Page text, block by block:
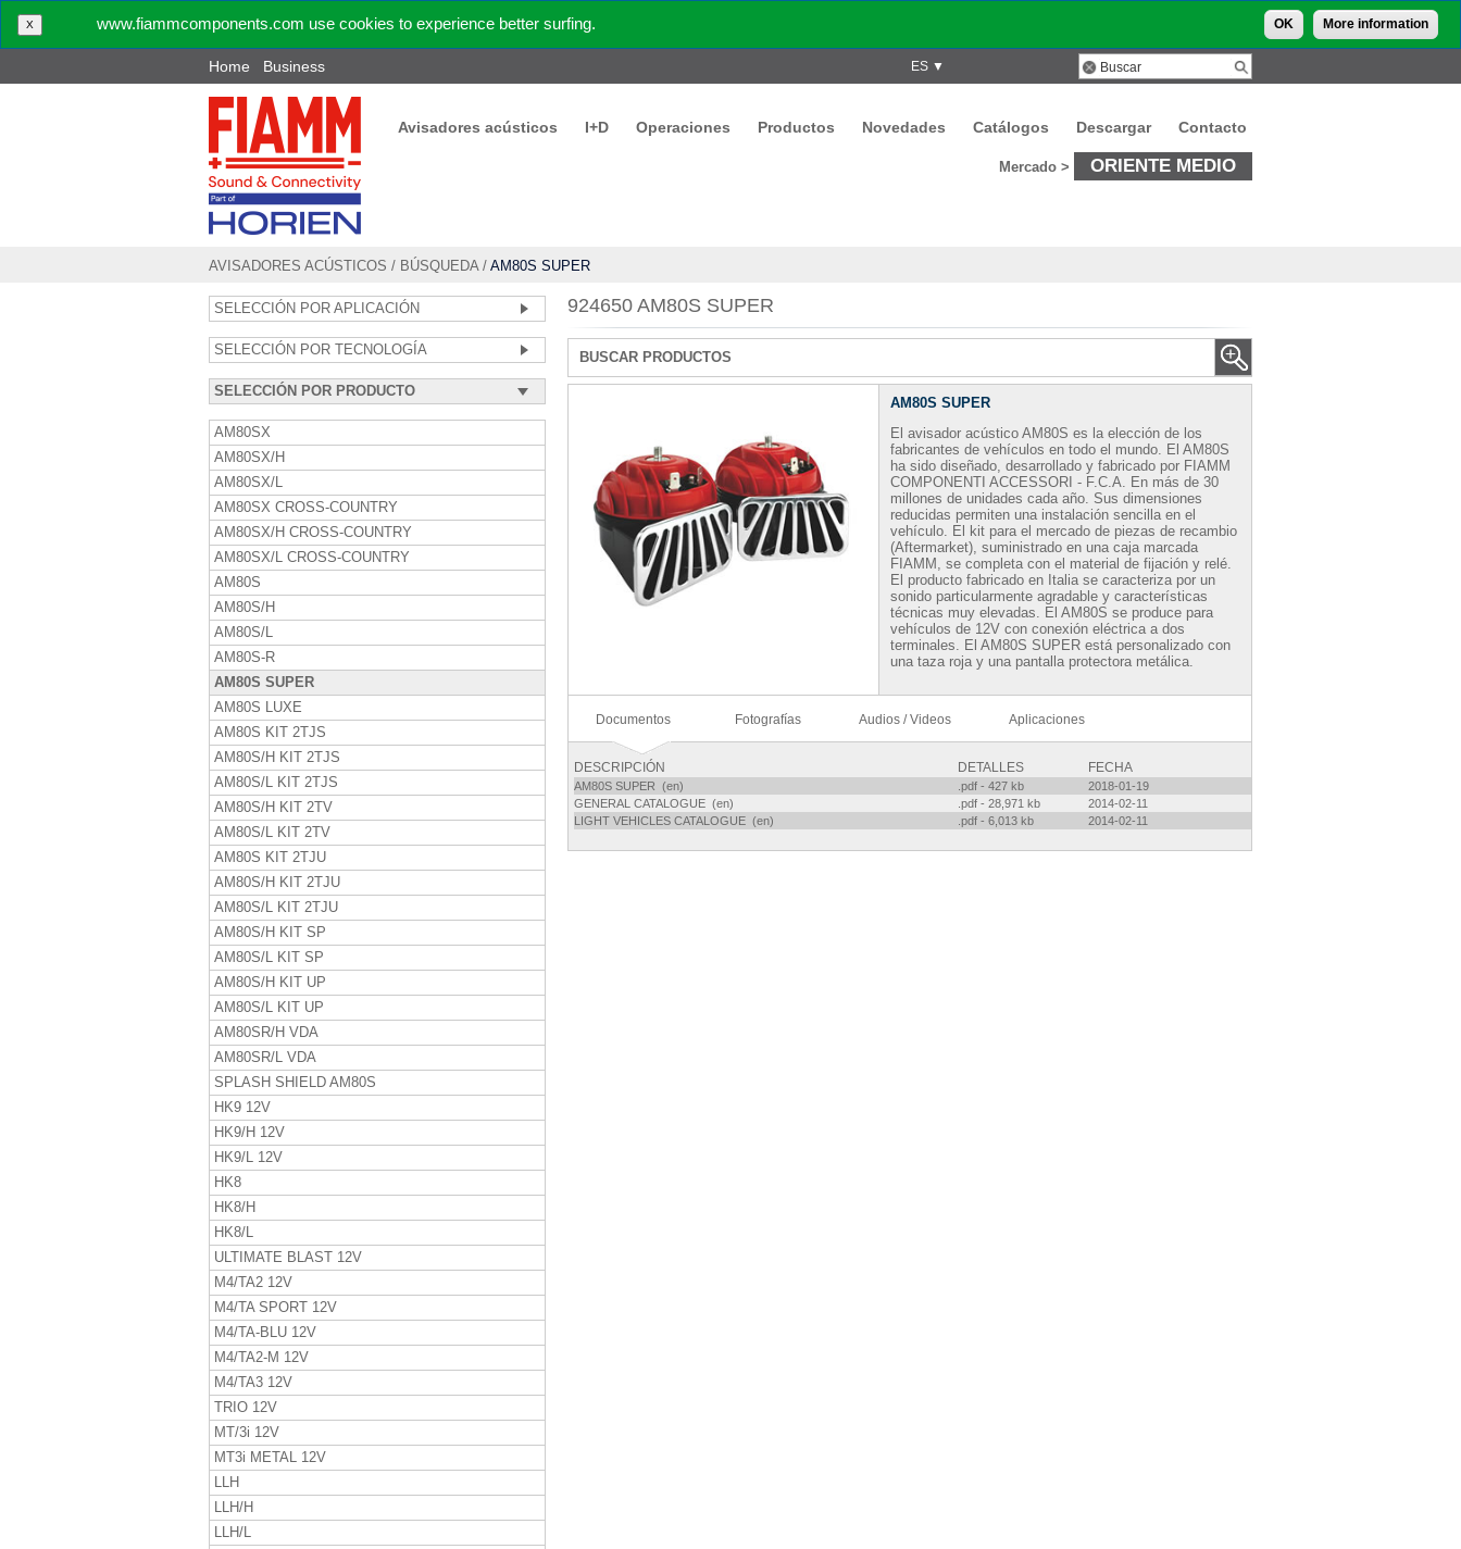
X www.fiammcomponents.com use cookies to experience better surfing. OK More information
ES ▼
Home Business
Avisadores acústicos I+D Operaciones Productos Novedades Catálogos Descargar Contacto
Mercado > ORIENTE MEDIO
AVISADORES ACÚSTICOS / BÚSQUEDA/ AM80S SUPER
SELECCIÓN POR APLICACIÓN
SELECCIÓN POR TECNOLOGÍA
SELECCIÓN POR PRODUCTO
AM80SX
AM80SX/H
AM80SX/L
AM80SX CROSS-COUNTRY
AM80SX/H CROSS-COUNTRY
AM80SX/L CROSS-COUNTRY
AM80S
AM80S/H
AM80S/L
AM80S-R
AM80S SUPER
AM80S LUXE
AM80S KIT 2TJS
AM80S/H KIT 2TJS
AM80S/L KIT 2TJS
AM80S/H KIT 2TV
AM80S/L KIT 2TV
AM80S KIT 2TJU
AM80S/H KIT 2TJU
AM80S/L KIT 2TJU
AM80S/H KIT SP
AM80S/L KIT SP
AM80S/H KIT UP
AM80S/L KIT UP
AM80SR/H VDA
AM80SR/L VDA
SPLASH SHIELD AM80S
HK9 12V
HK9/H 12V
HK9/L 12V
HK8
HK8/H
HK8/L
ULTIMATE BLAST 12V
M4/TA2 12V
M4/TA SPORT 12V
M4/TA-BLU 12V
M4/TA2-M 12V
M4/TA3 12V
TRIO 12V
MT/3i 12V
MT3i METAL 12V
LLH
LLH/H
LLH/L
924650 AM80S SUPER
BUSCAR PRODUCTOS
AM80S SUPER
El avisador acústico AM80S es la elección de los
fabricantes de vehículos en todo el mundo. El AM80S
ha sido diseñado, desarrollado y fabricado por FIAMM
COMPONENTI ACCESSORI - F.C.A. En más de 30
millones de unidades cada año. Sus dimensiones
reducidas permiten una instalación sencilla en el
vehículo. El kit para el mercado de piezas de recambio
(Aftermarket), suministrado en una caja marcada
FIAMM, se completa con el material de fijación y relé.
El producto fabricado en Italia se caracteriza por un
sonido particularmente agradable y características
técnicas muy elevadas. El AM80S se produce para
vehículos de 12V con conexión eléctrica a dos
terminales. El AM80S SUPER está personalizado con
una taza roja y una pantalla protectora metálica.
Documentos Fotografías Audios / Videos Aplicaciones
DESCRIPCIÓN DETALLES FECHA
AM80S SUPER (en) .pdf - 427 kb
2018-01-19
GENERAL CATALOGUE (en)
.pdf - 28,971 kb
2014-02-11
LIGHT VEHICLES CATALOGUE (en)
.pdf - 6,013 kb 2014-02-11